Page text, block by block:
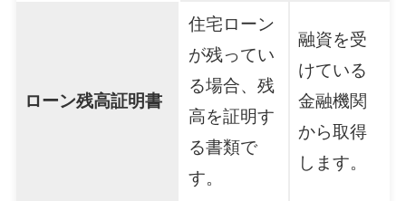
ローン残高証明書
住宅ローン
が残ってい
る場合、残
高を証明す
る書類で
す。
融資を受
けている
金融機関
から取得
します。